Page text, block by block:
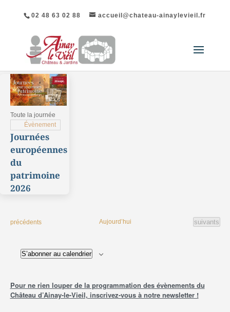
02 48 63 02 88 accueil@chateau-ainaylevieil.fr
List
of
events
in
Photo
View
Journées
européennes
du
patrimoine
2026
Toute la journée
Évènement
Évènements
précédents Aujourd’hui suivants
S’abonner au calendrier
Pour ne rien louper de la programmation des évènements du
Château d’Ainay-le-Vieil, inscrivez-vous à notre newsletter !